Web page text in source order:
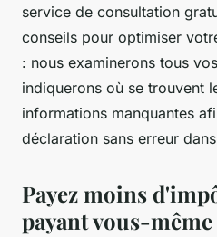
service de consultation
conseils pour optimiser
: nous examinerons tous
indiquerons où se trouvent
informations manquantes
déclaration sans erreur
Payez moins
payant vous-même